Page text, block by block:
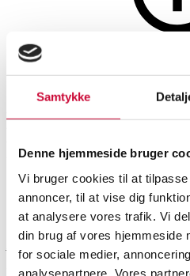
Samtykke
Denne hjemmeside bruger
Vi bruger cookies til at
annoncer, til at vise dig
at analysere vores trafik. Vi
din brug af vores hjemmeside
for sociale medier,
analysepartnere. Vores
Moderne tæpper
952. Woud og
Model Tact Rug
Rugs (3)
SHOWROOMVURDERING
1.000
Momsvare